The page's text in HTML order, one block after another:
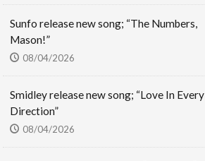
Sunfo release new song; “The Numbers,
Mason!”
08/04/2026
Smidley release new song; “Love In Every
Direction”
08/04/2026